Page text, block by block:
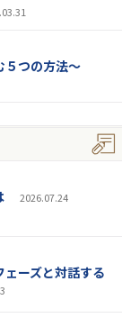
５つの方法〜
2026.07.24
ーズと対話する